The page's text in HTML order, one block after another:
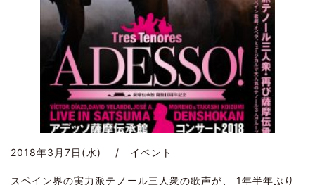
2018年3月7日(水) / イベント
スペイン界の実力派テノール三人衆の歌声が、 1年半年ぶり